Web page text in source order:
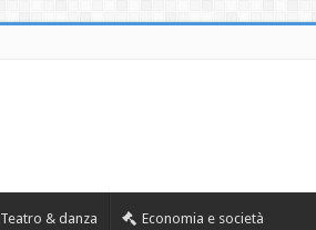
Teatro & danza Economia e società